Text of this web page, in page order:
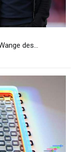
des...